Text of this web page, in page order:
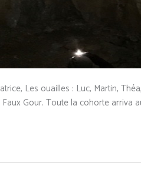
Les ouailles : Luc, Martin,
Gour. Toute la cohorte arriva